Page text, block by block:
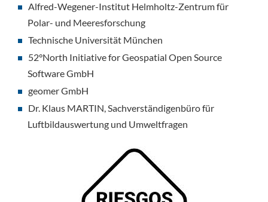
Alfred-Wegener-Institut Helmholtz-Zentrum für
Polar- und Meeresforschung
Technische Universität München
52°North Initiative for Geospatial Open Source
Software GmbH
geomer GmbH
Dr. Klaus MARTIN, Sachverständigenbüro für
Luftbildauswertung und Umweltfragen